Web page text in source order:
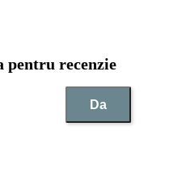
pentru recenzie
Da